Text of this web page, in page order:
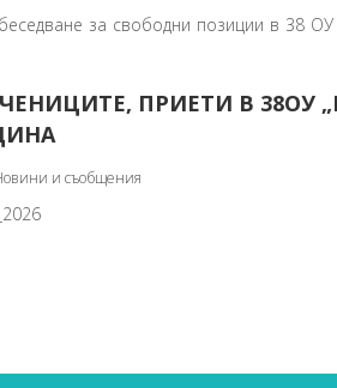
за свободни позиции в 38 ОУ
ПРИЕТИ В 38ОУ
и съобщения